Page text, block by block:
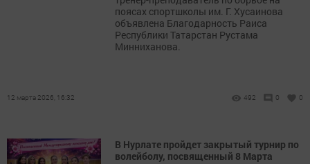
поясах спортшколы им. Г. Хусаинова
объявлена Благодарность Раиса
Республики Татарстан Рустама
Минниханова.
12 марта 2026, 16:32 492 0 0
В Нурлате пройдет закрытый турнир по
волейболу, посвященный 8 Марта